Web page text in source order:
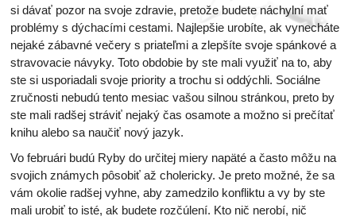
si dávať pozor na svoje zdravie, pretože budete náchylní mať
problémy s dýchacími cestami. Najlepšie urobíte, ak vynecháte
nejaké zábavné večery s priateľmi a zlepšíte svoje spánkové a
stravovacie návyky. Toto obdobie by ste mali využiť na to, aby
ste si usporiadali svoje priority a trochu si oddýchli. Sociálne
zručnosti nebudú tento mesiac vašou silnou stránkou, preto by
ste mali radšej stráviť nejaký čas osamote a možno si prečítať
knihu alebo sa naučiť nový jazyk.
Vo februári budú Ryby do určitej miery napäté a často môžu na
svojich známych pôsobiť až cholericky. Je preto možné, že sa
vám okolie radšej vyhne, aby zamedzilo konfliktu a vy by ste
mali urobiť to isté, ak budete rozčúlení. Kto nič nerobí, nič